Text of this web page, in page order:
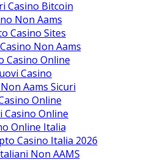
Casino Bitcoin
Non Aams
Casino Sites
Non Aams
Casino Online
Casino
Aams Sicuri
Online
Casino Online
Online Italia
Casino Italia 2026
Non AAMS